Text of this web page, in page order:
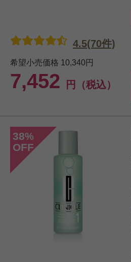
希望小売価格 10,340円
7,452 円（税込）
4.5(70件)
38%
OFF